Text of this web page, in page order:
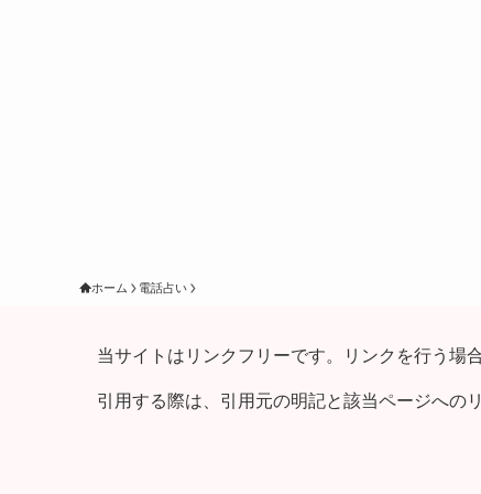
ホーム 電話占い
当サイトはリンクフリーです。リンクを行う場
引用する際は、引用元の明記と該当ページへの